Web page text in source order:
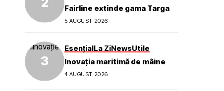
Fairline extinde gama Targa
5 AUGUST 2026
EsențialLa ZiNewsUtile
Inovația maritimă de mâine
4 AUGUST 2026